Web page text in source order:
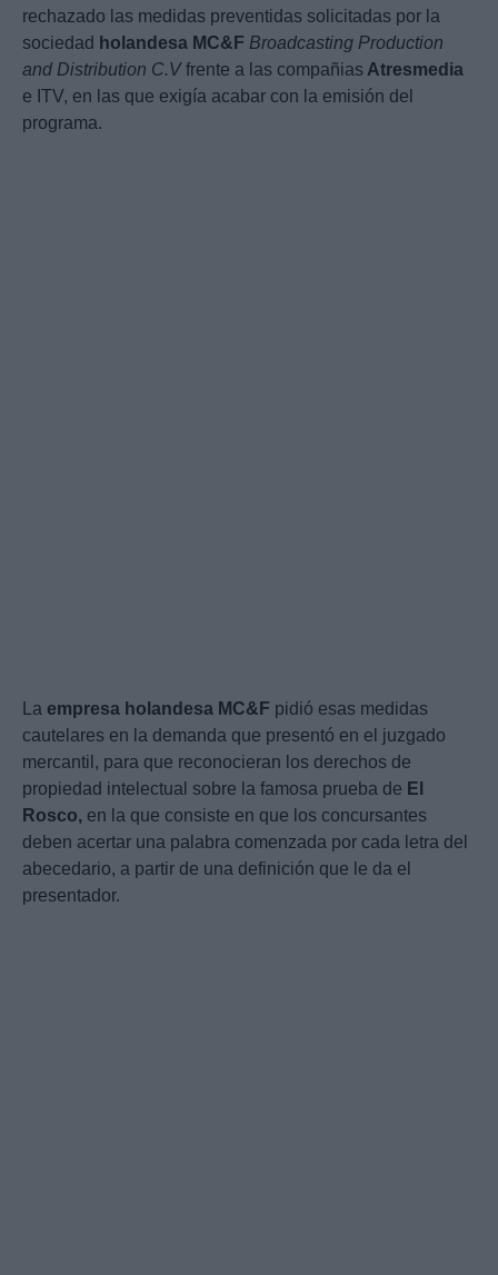
rechazado las medidas preventidas solicitadas por la
sociedad holandesa MC&F Broadcasting Production
and Distribution C.Vfrente a las compañias Atresmedia
e ITV, en las que exigía acabar con la emisión del
programa.
La empresa holandesa MC&F pidió esas medidas
cautelares en la demanda que presentó en el juzgado
mercantil, para que reconocieran los derechos de
propiedad intelectual sobre la famosa prueba de El
Rosco, en la que consiste en que los concursantes
deben acertar una palabra comenzada por cada letra del
abecedario, a partir de una definición que le da el
presentador.